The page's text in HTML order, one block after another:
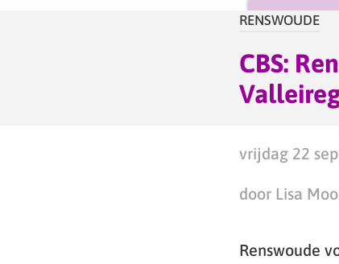
RENSWOUDE
CBS:
vrijdag 22
door Lisa
Renswoude